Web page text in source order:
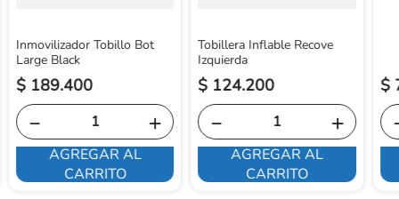
Inmovilizador Tobillo Bot
Large Black
$ 189.400
＋
－
AGREGAR AL
CARRITO
Tobillera Inflable Recove
Izquierda
$ 124.200
＋
－
AGREGAR AL
CARRITO
$